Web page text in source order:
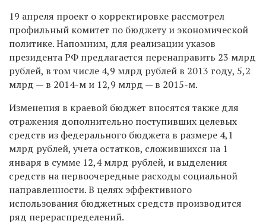
19 апреля проект о корректировке рассмотрел
профильный комитет по бюджету и экономической
политике. Напомним, для реализации указов
президента РФ предлагается перенаправить 23 млрд
рублей, в том числе 4,9 млрд рублей в 2013 году, 5,2
млрд — в 2014-м и 12,9 млрд — в 2015-м.
Изменения в краевой бюджет вносятся также для
отражения дополнительно поступивших целевых
средств из федерального бюджета в размере 4,1
млрд рублей, учета остатков, сложившихся на 1
января в сумме 12,4 млрд рублей, и выделения
средств на первоочередные расходы социальной
направленности. В целях эффективного
использования бюджетных средств производится
ряд перераспределений.